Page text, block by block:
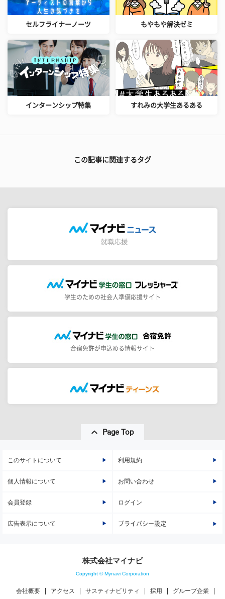
セルフライナーノーツ もやもや解決ゼミ
インターンシップ特集 すれみの大学生あるある
この記事に関連するタグ
学生のための社会人準備応援サイト
合宿免許が申込める情報サイト
Page Top
このサイトについて 利用規約
個人情報について お問い合わせ
会員登録 ログイン
広告表示について プライバシー設定
株式会社マイナビ
Copyright © Mynavi Corporation
会社概要 アクセス サスティナビリティ 採用 グループ企業